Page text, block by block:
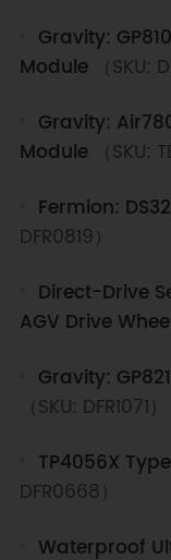
Gravity:
Module （SKU:
Gravity:
Module （SKU:
Fermion:
DFR0819）
Direct-Drive
AGV Drive
Gravity:
（SKU: DFR1071）
TP4056X
DFR0668）
Waterproof